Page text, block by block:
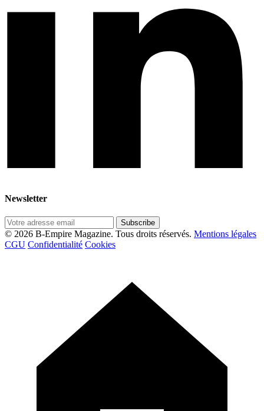
Newsletter
Subscribe
© 2026 B-Empire Magazine. Tous droits réservés. Mentions légales
CGU Confidentialité Cookies